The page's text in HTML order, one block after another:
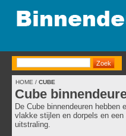
HOME / CUBE
Cube
De Cube binnendeuren
vlakke stijlen en dorpels en
uitstraling.